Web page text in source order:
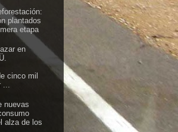
plantados
etapa
en
cinco mil
nuevas
alza de los